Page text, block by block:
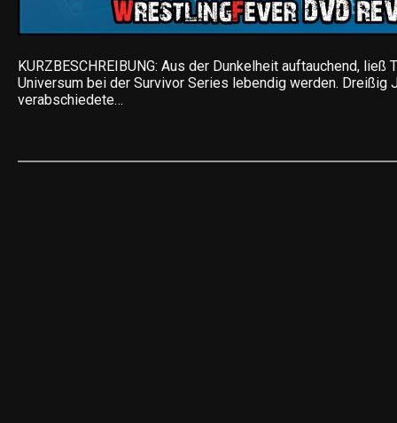
KURZBESCHREIBUNG: Aus der Dunkelheit auftauchend, ließ
Universum bei der Survivor Series lebendig werden. Dreißig
verabschiedete…